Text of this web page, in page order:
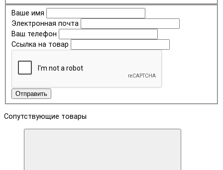
Ваше имя
Электронная почта
Ваш телефон
Ссылка на товар
Отправить
Сопутствующие товары